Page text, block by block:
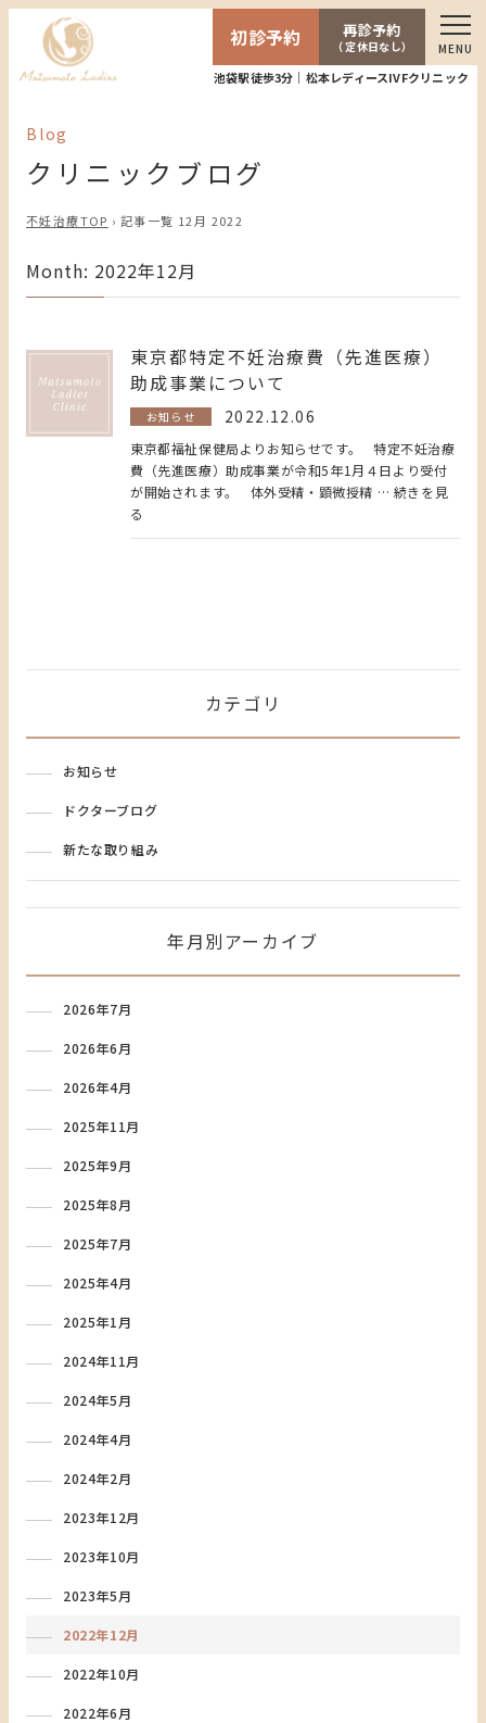
MENU
池袋駅徒歩3分｜松本レディースIVFクリニック
初診予約 再診予約
（ 定休日なし）
Blog
クリニックブログ
不妊治療TOP ›記事一覧 12月 2022
Month: 2022年12月
東京都特定不妊治療費（先進医療）
助成事業について
お知らせ 2022.12.06
東京都福祉保健局よりお知らせです。 特定不妊治療
費（先進医療）助成事業が令和5年1月４日より受付
が開始されます。 体外受精・顕微授精 … 続きを見
る
カテゴリ
お知らせ
ドクターブログ
新たな取り組み
年月別アーカイブ
2026年7月
2026年6月
2026年4月
2025年11月
2025年9月
2025年8月
2025年7月
2025年4月
2025年1月
2024年11月
2024年5月
2024年4月
2024年2月
2023年12月
2023年10月
2023年5月
2022年12月
2022年10月
2022年6月